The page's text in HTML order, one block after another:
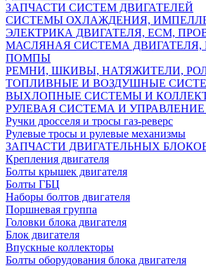
ЗАПЧАСТИ СИСТЕМ ДВИГАТЕЛЕЙ
СИСТЕМЫ ОХЛАЖДЕНИЯ,
ЭЛЕКТРИКА ДВИГАТЕЛЯ, ECM,
МАСЛЯНАЯ СИСТЕМА
ПОМПЫ
РЕМНИ, ШКИВЫ, НАТЯЖИТЕЛИ,
ТОПЛИВНЫЕ И ВОЗДУШНЫЕ
ВЫХЛОПНЫЕ СИСТЕМЫ И
РУЛЕВАЯ СИСТЕМА И
Ручки дросселя и тросы газ-реверс
Рулевые тросы и рулевые механизмы
ЗАПЧАСТИ ДВИГАТЕЛЬНЫХ
Крепления двигателя
Болты крышек двигателя
Болты ГБЦ
Наборы болтов двигателя
Поршневая группа
Головки блока двигателя
Блок двигателя
Впускные коллекторы
Болты оборудования блока двигателя